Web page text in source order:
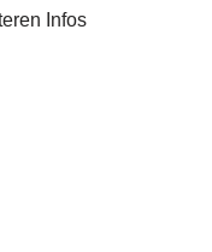
Infos